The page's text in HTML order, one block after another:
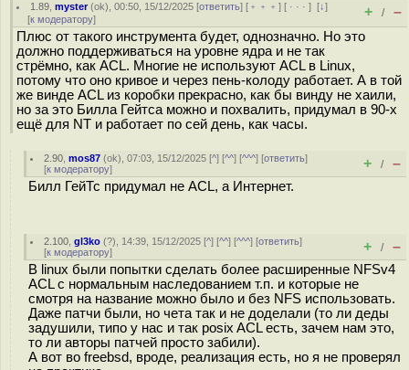
1.89 ,myster(ok), 00:50, 15/12/2025 [ответить] [ ﹢﹢﹢] [ · · ·][↓]
[к модератору] + / –
Плюс от такого инструмента будет, однозначно. Но это
должно поддерживаться на уровне ядра и не так
стрёмно, как ACL. Многие не используют ACL в Linux,
потому что оно кривое и через пень-колоду работает. А в той
же винде ACL из коробки прекрасно, как бы винду не хаили,
но за это Билла Гейтса можно и похвалить, придумал в 90-х
ещё для NT и работает по сей день, как часы.
2.90 ,mos87 (ok), 07:03, 15/12/2025 [^] [^^] [^^^] [ответить]
[к модератору] + / –
Билл ГейТс придумал не ACL, а Интернет.
2.100 ,gl3ko (?), 14:39, 15/12/2025 [^] [^^] [^^^] [ответить]
[к модератору] + / –
В linux были попытки сделать более расширенные NFSv4
ACL с нормальным наследованием т.п. и которые не
смотря на название можно было и без NFS использовать.
Даже патчи были, но чета так и не доделали (то ли деды
задушили, типо у нас и так posix ACL есть, зачем нам это,
то ли авторы патчей просто забили).
А вот во freebsd, вроде, реализация есть, но я не проверял